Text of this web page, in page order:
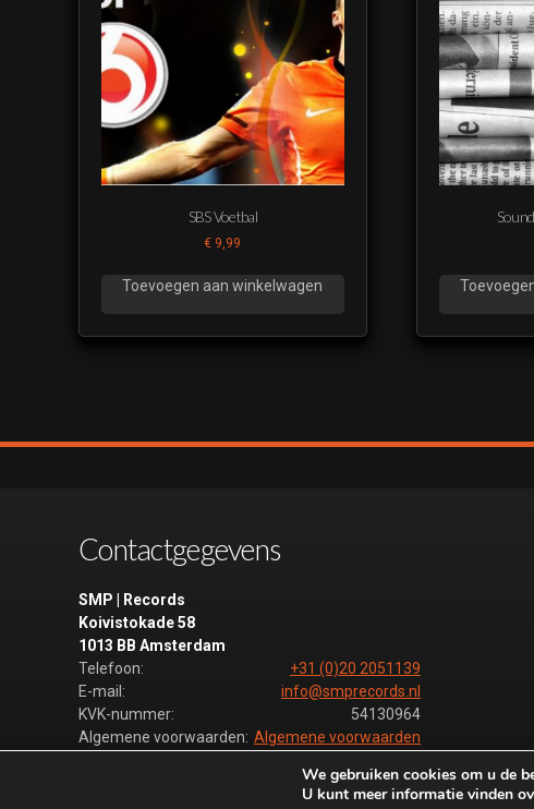
SBS Voetbal
€ 9,99
Toevoegen aan winkelwagen
Contactgegevens
SMP | Records
Koivistokade 58
1013 BB Amsterdam
Telefoon:
+31 (0)20 2051139
E-mail:
info@smprecords.nl
KVK-nummer:
54130964
Algemene voorwaarden: Algemene voorwaarden
We gebruiken cookies om u de
U kunt meer informatie vinden